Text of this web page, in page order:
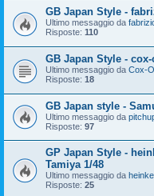
GB Japan Style -
Ultimo messaggio da
Risposte: 110
GB Japan Style -
Ultimo messaggio da Cox-
Risposte: 18
GB Japan style -
Ultimo messaggio da
Risposte: 97
GP Japan Style -
Tamiya 1/48
Ultimo messaggio da
Risposte: 25